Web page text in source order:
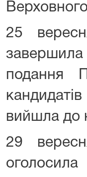
25
подання
вийшла до
29